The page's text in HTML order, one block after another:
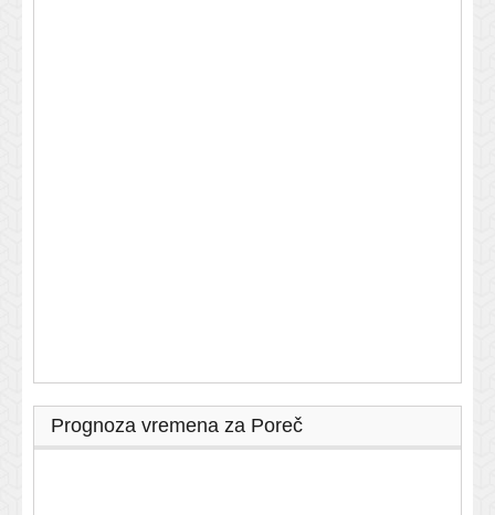
Prognoza vremena za Poreč